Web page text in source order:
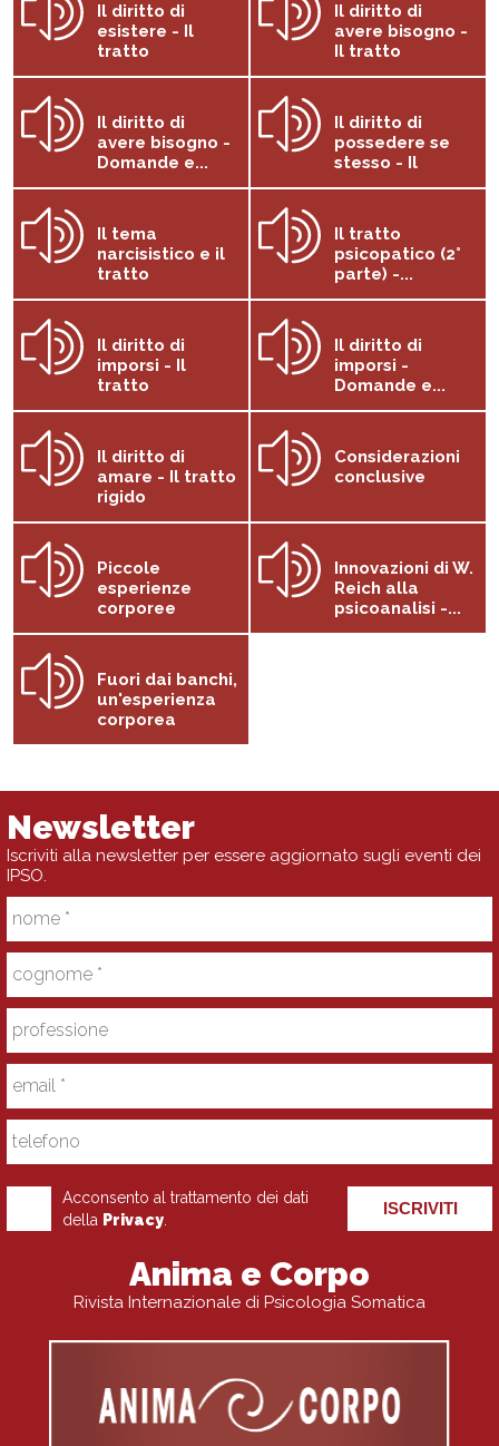
Il diritto di
esistere - Il
tratto
caratteriale...
Il diritto di
avere bisogno -
Il tratto
caratteriale
Il diritto di
avere bisogno -
Domande e...
Il diritto di
possedere se
stesso - Il
tratto...
Il tema
narcisistico e il
tratto
psicopatico
Il tratto
psicopatico (2°
parte) -...
Il diritto di
imporsi - Il
tratto
masochista
Il diritto di
imporsi -
Domande e...
Il diritto di
amare - Il tratto
rigido
Considerazioni
conclusive
Piccole
esperienze
corporee
Innovazioni di W.
Reich alla
psicoanalisi -...
Fuori dai banchi,
un'esperienza
corporea
Newsletter
Iscriviti alla newsletter per essere aggiornato sugli eventi dei
IPSO.
Acconsento al trattamento dei dati
della Privacy
ISCRIVITI
Anima e Corpo
Rivista Internazionale di Psicologia Somatica